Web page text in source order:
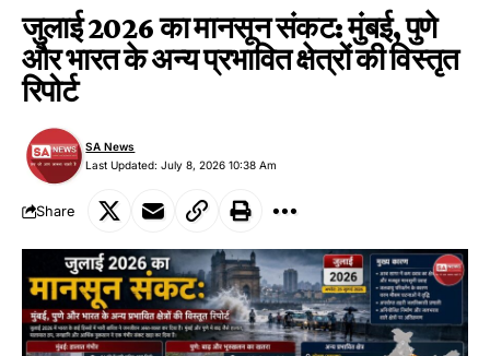
जुलाई 2026 का मानसून संकट: मुंबई, पुणे
और भारत के अन्य प्रभावित क्षेत्रों की विस्तृत
रिपोर्ट
Last Updated: July 8, 2026 10:38 Am
SA News
Share